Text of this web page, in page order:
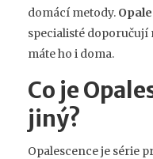
domácí metody.
specialisté doporučují
máte ho i doma.
Co je
jiný?
Opalescence je série